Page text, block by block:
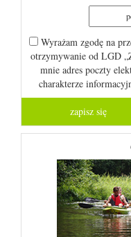
Wyrażam zgodę na
otrzymywanie od LGD
mnie adres poczty
charakterze